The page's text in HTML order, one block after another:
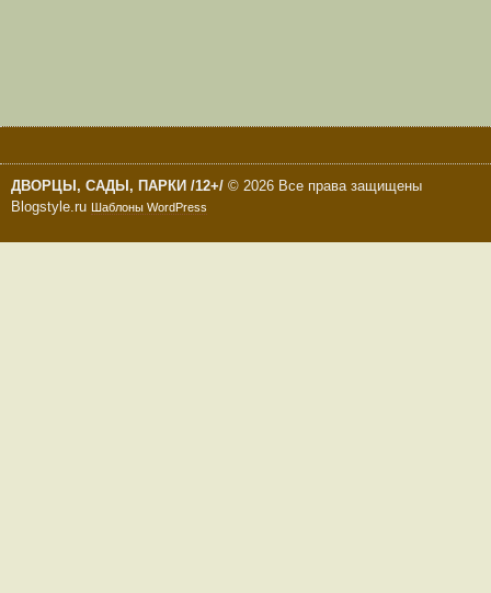
ДВОРЦЫ, САДЫ, ПАРКИ /12+/ © 2026 Все права защищены
Blogstyle.ru Шаблоны WordPress